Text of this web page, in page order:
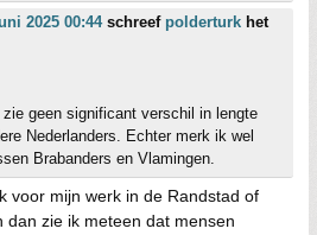
2025 00:44schreef polderturk het
geen significant verschil in lengte
Nederlanders. Echter merk ik wel
Brabanders en Vlamingen.
voor mijn werk in de Randstad of
dan zie ik meteen dat mensen